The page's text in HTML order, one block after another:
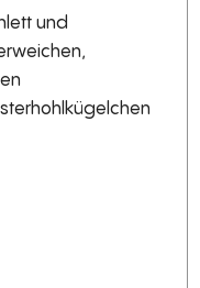
und